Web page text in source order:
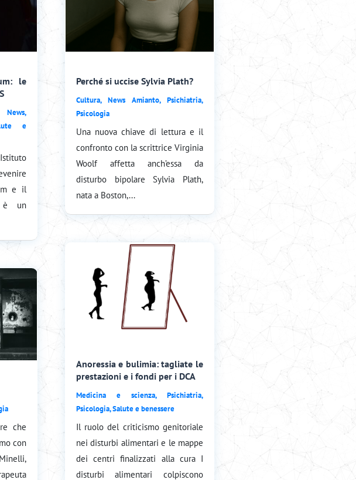
le
News,
e
e il
è un
che
con
Perché si uccise Sylvia Plath?
Cultura,News Amianto,Psichiatria,
Psicologia
Una nuova chiave di lettura e il
confronto con la scrittrice Virginia
Woolf affetta anch’essa da
disturbo bipolare Sylvia Plath,
nata a Boston,...
Anoressia e bulimia: tagliate le
prestazioni e i fondi per i DCA
Medicina e scienza,Psichiatria,
Psicologia,Salute e benessere
Il ruolo del criticismo genitoriale
nei disturbi alimentari e le mappe
dei centri finalizzati alla cura I
disturbi alimentari colpiscono